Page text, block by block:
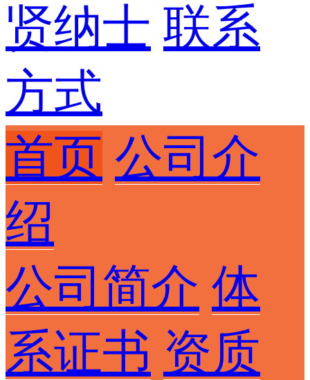
贤纳士 联系
方式
首页 公司介
绍
公司简介 体
系证书 资质